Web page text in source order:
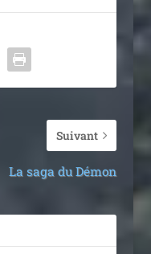
Suivant
La saga du Démon